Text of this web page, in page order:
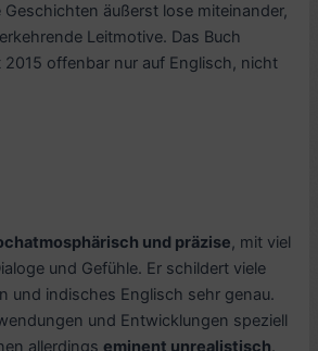
Geschichten äußerst lose miteinander,
Leitmotive. Das Buch
2015 offenbar nur auf Englisch, nicht
und präzise, mit viel
und Gefühle. Er schildert viele
und indisches Englisch sehr genau.
und Entwicklungen speziell
allerdingseminent unrealistisch.